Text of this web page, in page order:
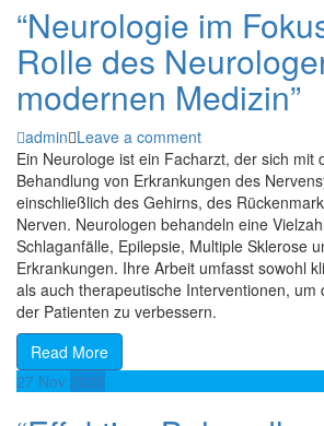
“Neurologie im
Rolle des
modernen Medizin”
admin Leave a comment
Ein Neurologe ist ein Facharzt, der sich mit
Behandlung von Erkrankungen des
einschließlich des Gehirns, des
Nerven. Neurologen behandeln eine
Schlaganfälle, Epilepsie, Multiple Sklerose
Erkrankungen. Ihre Arbeit umfasst sowohl
als auch therapeutische Interventionen, um
der Patienten zu verbessern.
Read More
27 Nov 2025